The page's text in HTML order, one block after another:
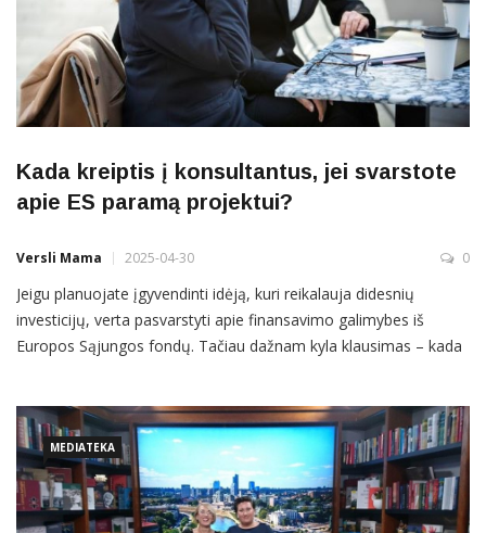
Kada kreiptis į konsultantus, jei svarstote
apie ES paramą projektui?
Versli Mama 2025-04-30 0
Jeigu planuojate įgyvendinti idėją, kuri reikalauja didesnių
investicijų, verta pasvarstyti apie finansavimo galimybes iš
Europos Sąjungos fondų. Tačiau dažnam kyla klausimas – kada
MEDIATEKA